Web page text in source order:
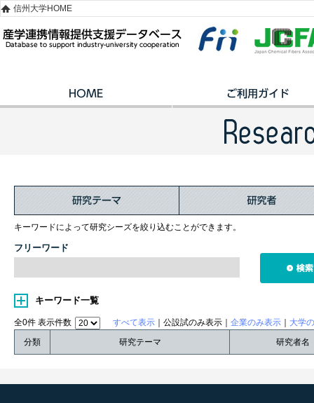
信州大学HOME
キーワードによって研究シーズを絞り込むことができます。
フリーワード
キーワード一覧
全0件 表示件数 すべて表示 ｜公設試のみ表示｜ 企業のみ表示
大学
分類
研究テーマ 研究者名